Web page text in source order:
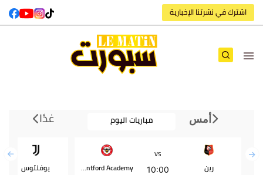
اشترك في نشرتنا الإخبارية
أمس مباريات اليوم غدًا
رين
VS
10:00
Brentford Academy يوفنتوس